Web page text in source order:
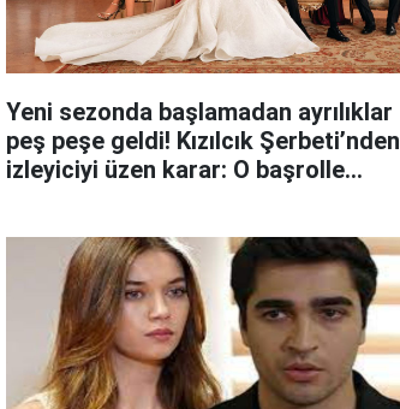
Yeni sezonda başlamadan ayrılıklar
peş peşe geldi! Kızılcık Şerbeti’nden
izleyiciyi üzen karar: O başrolle